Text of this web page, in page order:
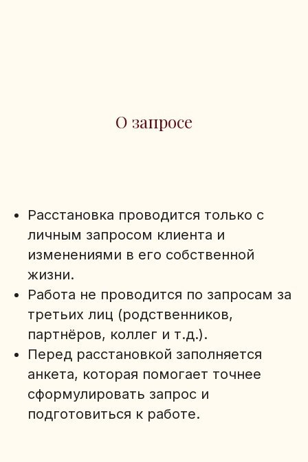
О запросе
Расстановка проводится только с
личным запросом клиента и
изменениями в его собственной
жизни.
Работа не проводится по запросам за
третьих лиц (родственников,
партнёров, коллег и т.д.).
Перед расстановкой заполняется
анкета, которая помогает точнее
сформулировать запрос и
подготовиться к работе.